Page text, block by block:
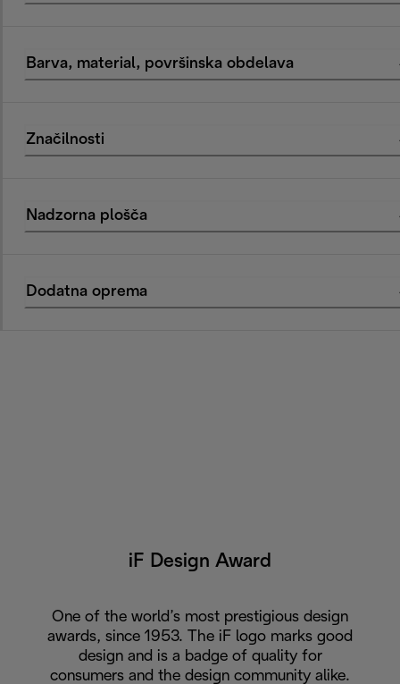
Barva, material, površinska obdelava
Značilnosti
Nadzorna plošča
Dodatna oprema
iF Design Award
One of the world’s most prestigious design
awards, since 1953. The iF logo marks good
design and is a badge of quality for
consumers and the design community alike.